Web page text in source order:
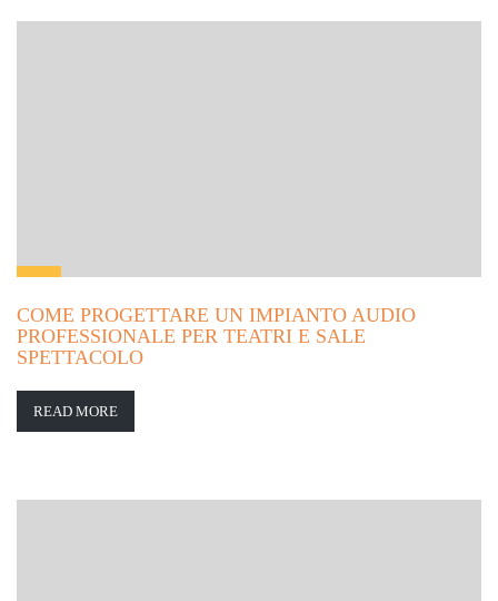
COME PROGETTARE UN IMPIANTO AUDIO
PROFESSIONALE PER TEATRI E SALE
SPETTACOLO
READ MORE